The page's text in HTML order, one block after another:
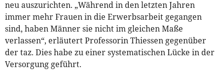
neu auszurichten. „Während in den letzten Jahren
immer mehr Frauen in die Erwerbsarbeit gegangen
sind, haben Männer sie nicht im gleichen Maße
verlassen“, erläutert Professorin Thiessen gegenüber
der taz. Dies habe zu einer systematischen Lücke in der
Versorgung geführt.